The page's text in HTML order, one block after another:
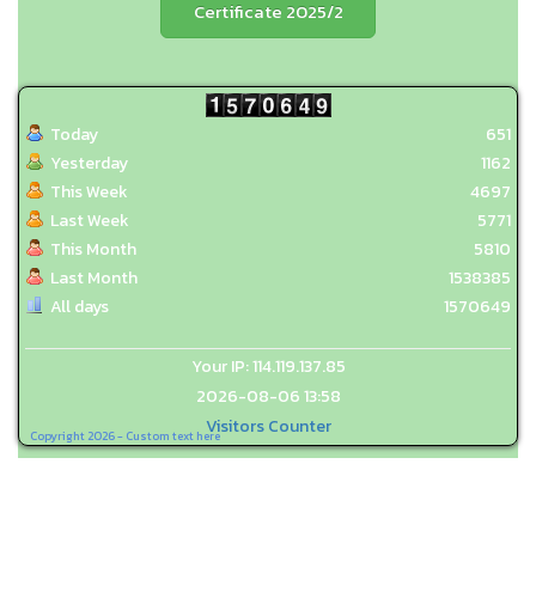
Copyright 2026 - Custom text here
Certificate 2025/2
Today
Yesterday
This Week
Last Week
This Month
Last Month
All days
651
1162
4697
5771
5810
1538385
1570649
Your IP: 114.119.137.85
2026-08-06 13:58
Visitors Counter